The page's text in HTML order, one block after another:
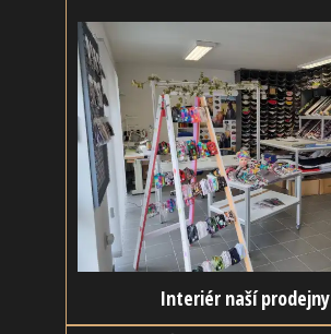
Interiér naší prodejny